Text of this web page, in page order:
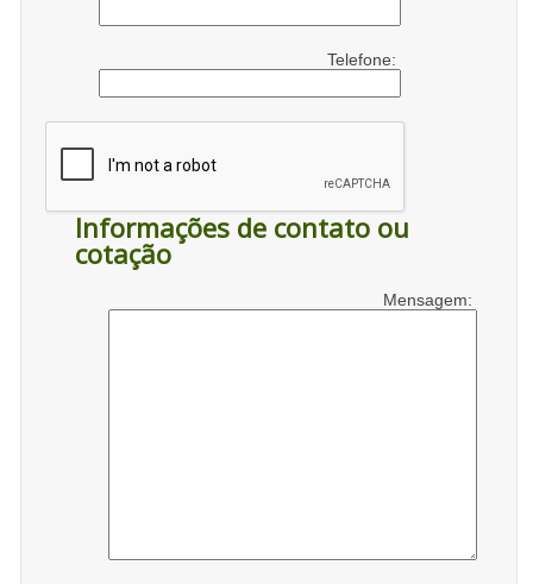
Telefone:
Informações de contato ou
cotação
Mensagem: